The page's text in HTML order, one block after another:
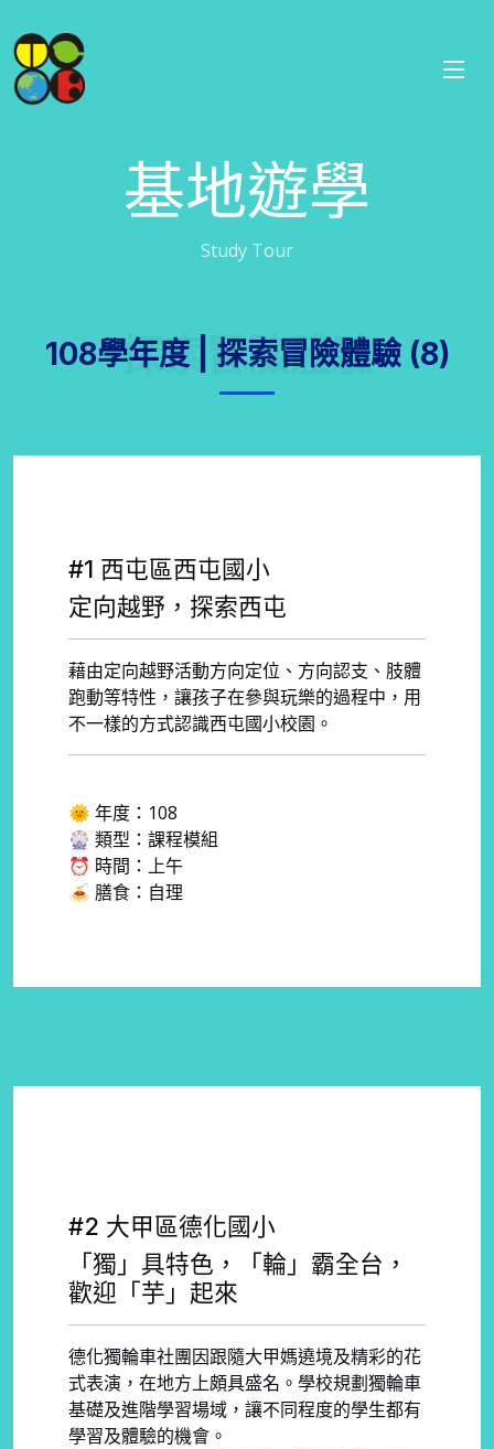
基地遊學
Study Tour
探索冒險體驗
108學年度 | 探索冒險體驗 (8)
#1 西屯區西屯國小
定向越野，探索西屯
藉由定向越野活動方向定位、方向認支、肢體
跑動等特性，讓孩子在參與玩樂的過程中，用
不一樣的方式認識西屯國小校園。
🌞 年度：108
🎡 類型：課程模組
⏰ 時間：上午
🍝 膳食：自理
#2 大甲區德化國小
「獨」具特色，「輪」霸全台，
歡迎「芋」起來
德化獨輪車社團因跟隨大甲媽遶境及精彩的花
式表演，在地方上頗具盛名。學校規劃獨輪車
基礎及進階學習場域，讓不同程度的學生都有
學習及體驗的機會。